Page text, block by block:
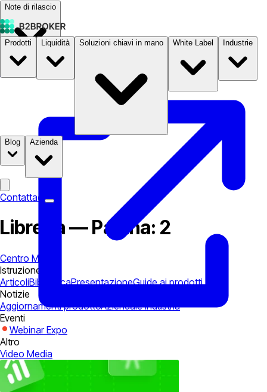
Note di rilascio
PrezziB2STORE
Prodotti Liquidità Soluzioni chiavi in mano White Label Industrie
Blog Azienda
Contattaci
Libreria — Pagina: 2
Centro Media
Istruzione
ArticoliBibliotecaPresentazioneGuide ai prodotti
Notizie
Aggiornamenti prodottoAziendaleIndustria
Eventi
WebinarExpo
Altro
Video Media